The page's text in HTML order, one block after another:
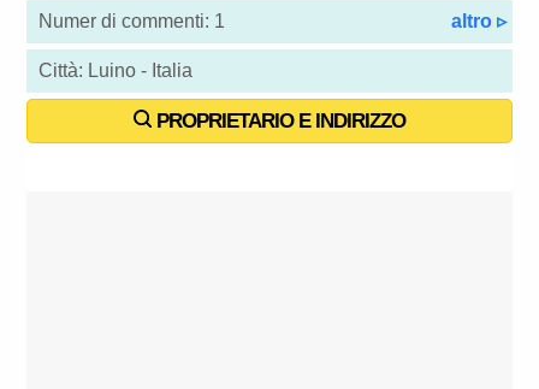
Numer di commenti: 1 altro ▹
Città: Luino - Italia
PROPRIETARIO E INDIRIZZO